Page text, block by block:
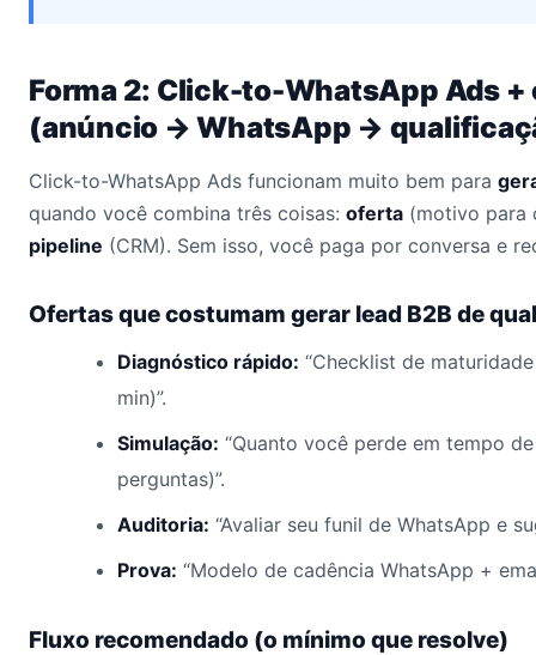
Forma 2: Click-to-WhatsApp Ads +
(anúncio → WhatsApp →
Click-to-WhatsApp Ads funcionam muito bem para
quando você combina três coisas: oferta (motivo para
pipeline (CRM). Sem isso, você paga por conversa e
Ofertas que costumam gerar lead B2B de
Diagnóstico rápido: “Checklist de
min)”.
Simulação: “Quanto você perde em tempo
perguntas)”.
Auditoria: “Avaliar seu funil de WhatsApp e
Prova: “Modelo de cadência WhatsApp +
Fluxo recomendado (o mínimo que resolve)